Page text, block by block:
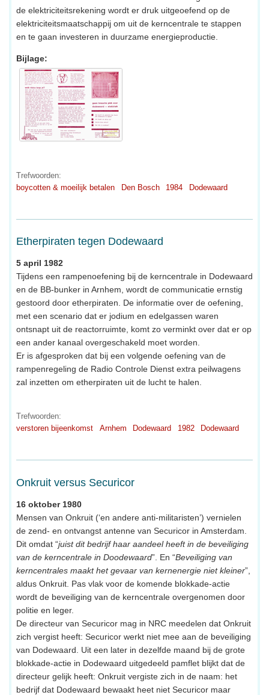
de elektriciteitsrekening wordt er druk uitgeoefend op de
elektriciteitsmaatschappij om uit de kerncentrale te stappen
en te gaan investeren in duurzame energieproductie.
Bijlage:
Trefwoorden:
boycotten & moeilijk betalen
Den Bosch 1984 Dodewaard
Etherpiraten tegen Dodewaard
5 april 1982
Tijdens een rampenoefening bij de kerncentrale in Dodewaard
en de BB-bunker in Arnhem, wordt de communicatie ernstig
gestoord door etherpiraten. De informatie over de oefening,
met een scenario dat er jodium en edelgassen waren
ontsnapt uit de reactorruimte, komt zo verminkt over dat er op
een ander kanaal overgeschakeld moet worden.
Er is afgesproken dat bij een volgende oefening van de
rampenregeling de Radio Controle Dienst extra peilwagens
zal inzetten om etherpiraten uit de lucht te halen.
Trefwoorden:
verstoren bijeenkomst
Arnhem Dodewaard 1982 Dodewaard
Onkruit versus Securicor
16 oktober 1980
Mensen van Onkruit (‘en andere anti-militaristen’) vernielen
de zend- en ontvangst antenne van Securicor in Amsterdam.
Dit omdat “juist dit bedrijf haar aandeel heeft in de beveiliging
van de kerncentrale in Doodewaard”. En “Beveiliging van
kerncentrales maakt het gevaar van kernenergie niet kleiner”,
aldus Onkruit. Pas vlak voor de komende blokkade-actie
wordt de beveiliging van de kerncentrale overgenomen door
politie en leger.
De directeur van Securicor mag in NRC meedelen dat Onkruit
zich vergist heeft: Securicor werkt niet mee aan de beveiliging
van Dodewaard. Uit een later in dezelfde maand bij de grote
blokkade-actie in Dodewaard uitgedeeld pamflet blijkt dat de
directeur gelijk heeft: Onkruit vergiste zich in de naam: het
bedrijf dat Dodewaard bewaakt heet niet Securicor maar